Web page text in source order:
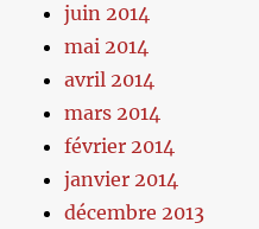
juin 2014
mai 2014
avril 2014
mars 2014
février 2014
janvier 2014
décembre 2013